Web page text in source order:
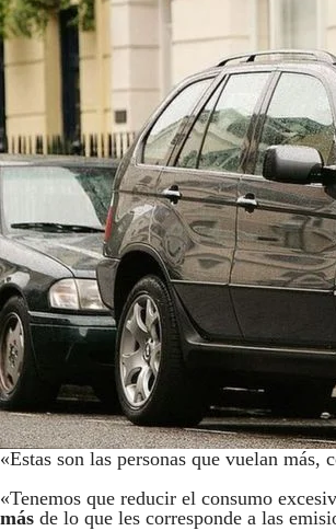
«Estas son las personas que vuelan más,
«Tenemos que reducir el consumo
más de lo que les corresponde a las